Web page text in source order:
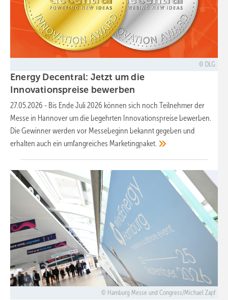
DLG
Energy Decentral: Jetzt um die
Innovationspreise bewerben
27.05.2026 - Bis Ende Juli 2026 können sich noch Teilnehmer der
Messe in Hannover um die begehrten Innovationspreise bewerben.
Die Gewinner werden vor Messebeginn bekannt gegeben und
erhalten auch ein umfangreiches Marketingpaket.
Hamburg Messe und Congress/Michael Zapf